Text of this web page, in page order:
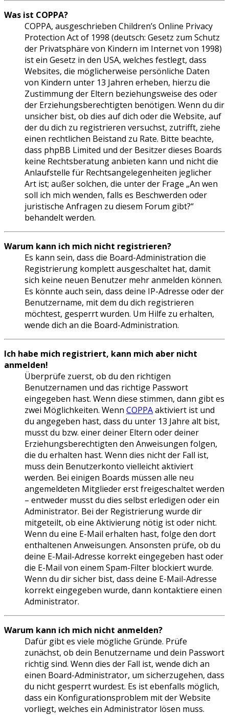
Was ist COPPA?
COPPA, ausgeschrieben Children’s Online Privacy
Protection Act of 1998 (deutsch: Gesetz zum Schutz
der Privatsphäre von Kindern im Internet von 1998)
ist ein Gesetz in den USA, welches festlegt, dass
Websites, die möglicherweise persönliche Daten
von Kindern unter 13 Jahren erheben, hierzu die
Zustimmung der Eltern beziehungsweise des oder
der Erziehungsberechtigten benötigen. Wenn du dir
unsicher bist, ob dies auf dich oder die Website, auf
der du dich zu registrieren versuchst, zutrifft, ziehe
einen rechtlichen Beistand zu Rate. Bitte beachte,
dass phpBB Limited und der Besitzer dieses Boards
keine Rechtsberatung anbieten kann und nicht die
Anlaufstelle für Rechtsangelegenheiten jeglicher
Art ist; außer solchen, die unter der Frage „An wen
soll ich mich wenden, falls es Beschwerden oder
juristische Anfragen zu diesem Forum gibt?“
behandelt werden.
Warum kann ich mich nicht registrieren?
Es kann sein, dass die Board-Administration die
Registrierung komplett ausgeschaltet hat, damit
sich keine neuen Benutzer mehr anmelden können.
Es könnte auch sein, dass deine IP-Adresse oder der
Benutzername, mit dem du dich registrieren
möchtest, gesperrt wurden. Um Hilfe zu erhalten,
wende dich an die Board-Administration.
Ich habe mich registriert, kann mich aber nicht
anmelden!
Überprüfe zuerst, ob du den richtigen
Benutzernamen und das richtige Passwort
eingegeben hast. Wenn diese stimmen, dann gibt es
zwei Möglichkeiten. Wenn COPPAaktiviert ist und
du angegeben hast, dass du unter 13 Jahre alt bist,
musst du bzw. einer deiner Eltern oder deiner
Erziehungsberechtigten den Anweisungen folgen,
die du erhalten hast. Wenn dies nicht der Fall ist,
muss dein Benutzerkonto vielleicht aktiviert
werden. Bei einigen Boards müssen alle neu
angemeldeten Mitglieder erst freigeschaltet werden
– entweder musst du dies selbst erledigen oder ein
Administrator. Bei der Registrierung wurde dir
mitgeteilt, ob eine Aktivierung nötig ist oder nicht.
Wenn du eine E-Mail erhalten hast, folge den dort
enthaltenen Anweisungen. Ansonsten prüfe, ob du
deine E-Mail-Adresse korrekt eingegeben hast oder
die E-Mail von einem Spam-Filter blockiert wurde.
Wenn du dir sicher bist, dass deine E-Mail-Adresse
korrekt eingegeben wurde, dann kontaktiere einen
Administrator.
Warum kann ich mich nicht anmelden?
Dafür gibt es viele mögliche Gründe. Prüfe
zunächst, ob dein Benutzername und dein Passwort
richtig sind. Wenn dies der Fall ist, wende dich an
einen Board-Administrator, um sicherzugehen, dass
du nicht gesperrt wurdest. Es ist ebenfalls möglich,
dass ein Konfigurationsproblem mit der Website
vorliegt, welches ein Administrator lösen muss.